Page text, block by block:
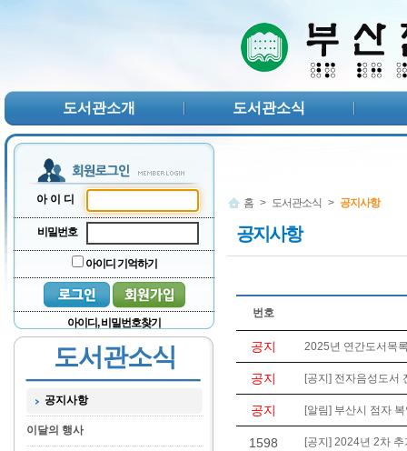
도서관소개 도서관소식
아이디
비밀번호
아이디 기억하기
아이디, 비밀번호찾기
도서관소식
공지사항
이달의 행사
홈 > 도서관소식 > 공지사항
공지사항
번호
공지 2025년 연간도서목
공지 [공지] 전자음성도서
공지 [알림] 부산시 점자
1598 [공지] 2024년 2차